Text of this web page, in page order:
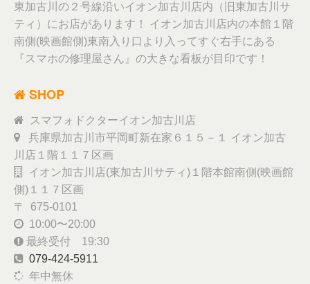
東加古川の２号線沿いイオン加古川店内（旧東加古川サ
ティ）にお店があります！ イオン加古川店内の本館１階
南側(映画館側)東南入り口より入ってすぐ右手にある
『スマホの修理屋さん』の大きな看板が目印です！
SHOP
スマフォドクターイオン加古川店
兵庫県加古川市平岡町新在家６１５－１ イオン加古
川店１階１１７区画
イオン加古川店(東加古川サティ)１階本館南側(映画館
側)１１７区画
〒 675-0101
10:00〜20:00
最終受付 19:30
079-424-5911
年中無休